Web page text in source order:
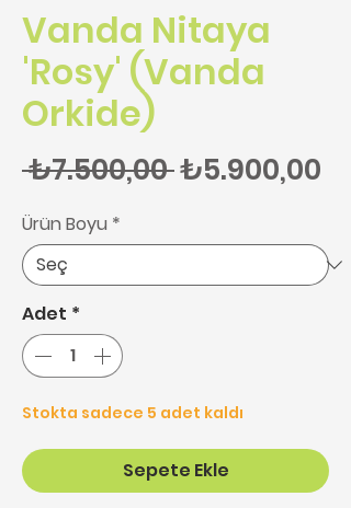
Vanda Nitaya
'Rosy' (Vanda
Orkide)
₺7.500,00 Normal Fiyat
₺5.900,00
Ürün Boyu *
Adet *
Stokta sadece 5 adet kaldı
Sepete Ekle